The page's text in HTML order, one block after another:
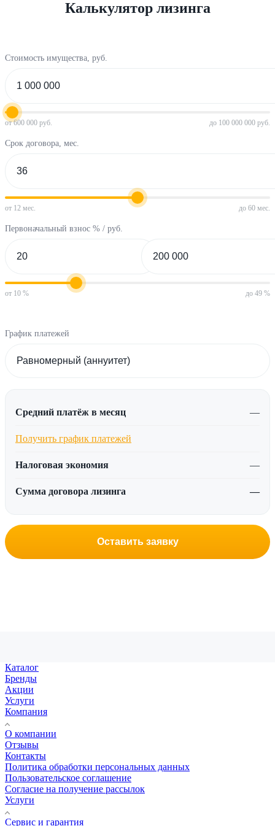
Калькулятор лизинга
Стоимость имущества, руб.
от 600 000 руб. до 100 000 000 руб.
Срок договора, мес.
от 12 мес. до 60 мес.
Первоначальный взнос % / руб.
от 10 % до 49 %
График платежей
Средний платёж в месяц —
Получить график платежей
Налоговая экономия —
Сумма договора лизинга —
Оставить заявку
Каталог
Бренды
Акции
Услуги
Компания
О компании
Отзывы
Контакты
Политика обработки персональных данных
Пользовательское соглашение
Согласие на получение рассылок
Услуги
Сервис и гарантия